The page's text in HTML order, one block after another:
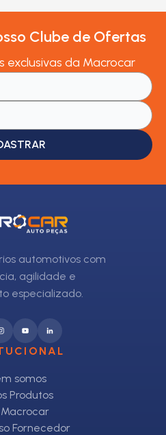
Clube de Ofertas
exclusivas da Macrocar
automotivos com
agilidade e
especializado.
somos
Produtos
Macrocar
Fornecedor